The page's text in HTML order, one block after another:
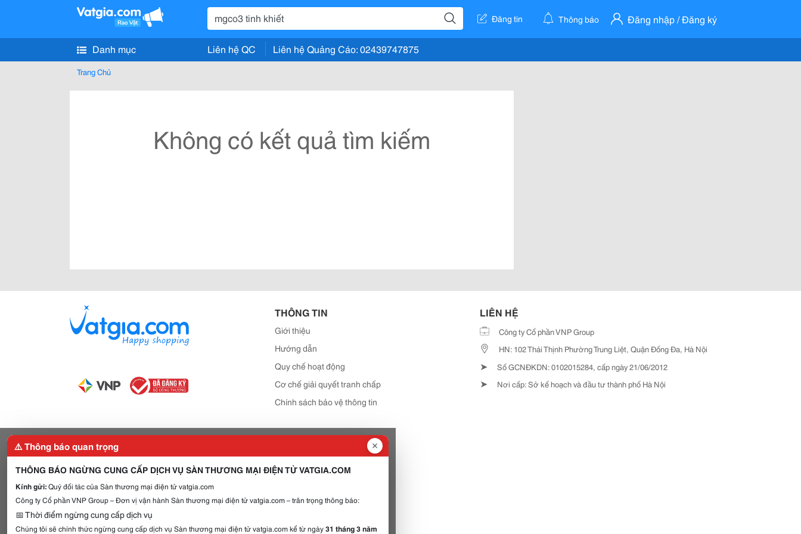
Đăng tin Thông báo Đăng nhập / Đăng ký
Danh mục Liên hệ QC Liên hệ Quảng Cáo: 02439747875
Trang Chủ
Không có kết quả tìm kiếm
THÔNG TIN
Giới thiệu
Hướng dẫn
Quy chế hoạt động
Cơ chế giải quyết tranh chấp
Chính sách bảo vệ thông tin
LIÊN HỆ
Công ty Cổ phần VNP Group
HN: 102 Thái Thịnh Phường Trung Liệt, Quận Đống Đa, Hà Nội
➤ Số GCNĐKDN: 0102015284, cấp ngày 21/06/2012
➤ Nơi cấp: Sở kế hoạch và đầu tư thành phố Hà Nội
⚠️ Thông báo quan trọng
THÔNG BÁO NGỪNG CUNG CẤP DỊCH VỤ SÀN THƯƠNG MẠI ĐIỆN TỬ VATGIA.COM
Kính gửi:Quý đối tác của Sàn thương mại điện tử vatgia.com
Công ty Cổ phần VNP Group – Đơn vị vận hành Sàn thương mại điện tử vatgia.com – trân trọng thông báo:
📅 Thời điểm ngừng cung cấp dịch vụ
Chúng tôi sẽ chính thức ngừng cung cấp dịch vụ Sàn thương mại điện tử vatgia.com kể từ ngày31 tháng 3 năm